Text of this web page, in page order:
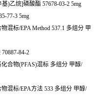
)乙烷]磷酸酯 57678-03-2 5mg
77-3 5mg
混标/EPA Method 537.1 多组分 甲
84-2
合物(PFAS)混标 多组分 甲醇/
混标/EPA方法 533 多组分 甲醇/